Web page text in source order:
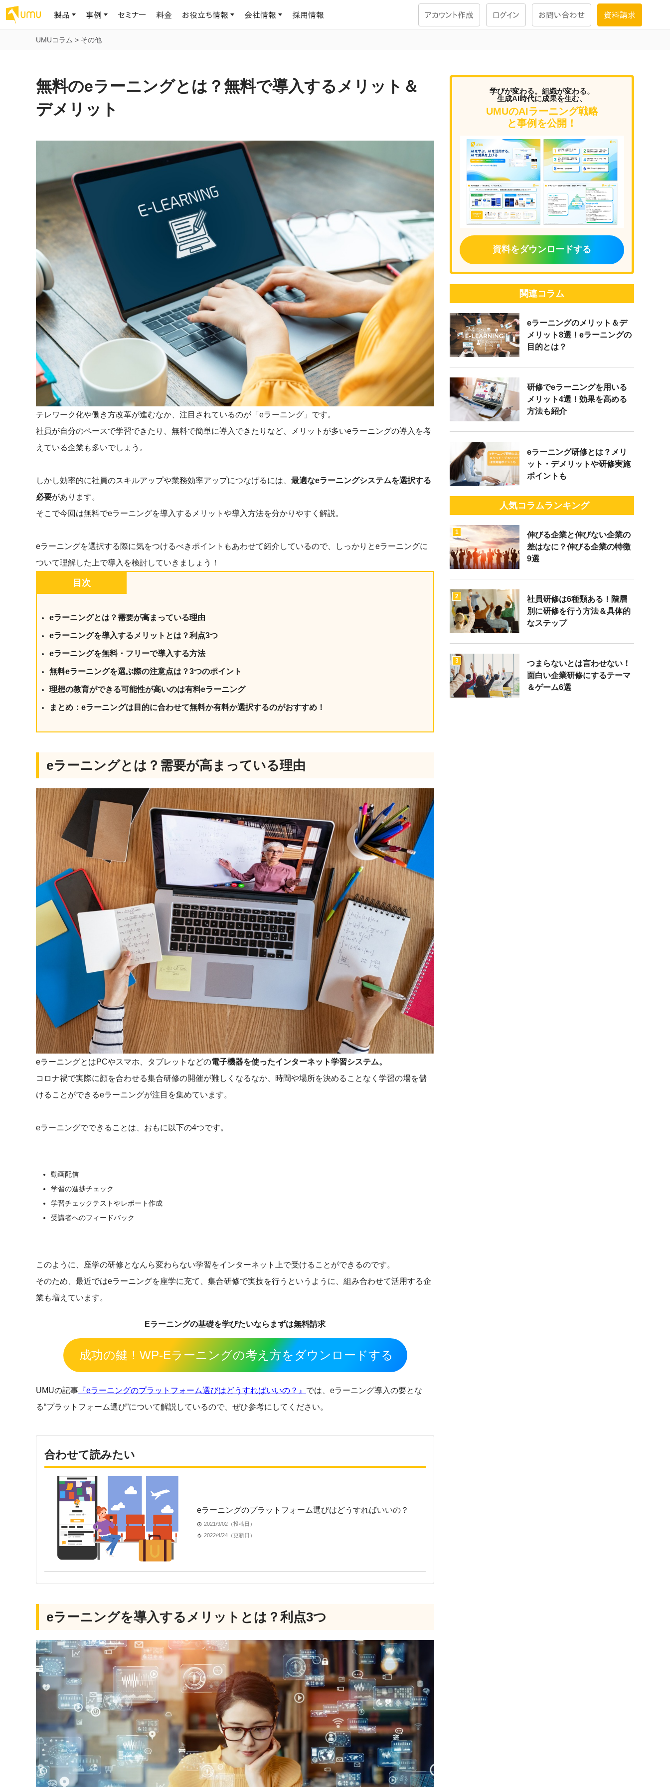
製品
AIリテラシーコース
大規模言語モデル時代のAIリテラ
シー養成オンラインコース
まで。AIを使いこなすプロンプトリテ
AIリテラシー アセスメント
企業のAIリテラシーを可視化し、組
織変革を推進する人材の発掘・育
成を支援
AI人材育成：次世代トップセー
ルス育成
営業担当者のAI活用力を高め、成
約率向上を実現
AI人材育成：ビジネスライティ
AI時代の全ビジネスパーソン必須
のコアスキル。 ドラフト作成を自動
化し、業務スピードを加速
AI人材育成：タイムマネジメント
AIでタスクの優先順位を瞬時に判
断。 時間の管理からエネルギーの
管理へ
AI人材育成：プロジェクトマネ
戦略を立案。組織を巻き込み、成果
AI人材育成：HRエンパワーメ
人と向き合い、組織を変える戦略人
AIロープレ
学習の科学に基づくAIロープレで、
AIとの対話トレーニングによる、効
果的な会話パターンの習得。マネー
ジャーの指導力から、営業担当者
の交渉力強化までを網羅
AI マネジメント Dojo
AI部下との対話シミュレーションで
マネジメント課題を特定。個別フィ
ードバックでスキルを定着
製品紹介や営業トレーニングといっ
た、重要なビジネスプレゼンに最適
化されたPPTスピーチ練習
UMU AI課題
AIによる個別フィードバックで練習
の質を飛躍的に高め、スキルアップ
を実現
UMU AIビデオ
AIバーチャル講師の動画をワンクリ
ックで作成。企業研修やマニュアル
作成の手間を削減
スタント
スピーチやプレゼンに効果的なジェ
UMU AI Tools
あらゆる業務シナリオに最適化され
ラーニングプラットフォーム
ラーニングサークル
セキュリティー
試験を受ける
大画面インタラクション
学習プログラム
事例
お客様の課題解決のプロセスと成果を、インタビュー記事でご紹介し
お客様の声
2.8万社以上が導入した信頼と実績の一覧を、こちらでご覧いただけ
セミナー 料金 お役立ち情報
AI活用や人材育成に役立つ、課題解決のための資料を無料でご提
供します
お知らせ
プロが作成した質の高い研修コースを購入し、即座に自社で導入で
きます
専門家がAIや組織開発を深掘り解説する、実践に役立つナレッジで
す
会社情報
世界203カ国・国内28,000社以上の導入実績と基本情報
私たちについて
ミッション・ビジョン、社名に込められた想い
AI時代に、人間の可能性を拡張する。学びと人的資本の未来
代表・顧問
代表と各分野の顧問・アドバイザーをご紹介
セキュリティ
ISO認証取得済み。最高水準のセキュリティ体制
採用情報 アカウント作成 ログイン お問い合わせ 資料請求
UMUコラム > その他
無料のeラーニングとは？無料で導入するメリット＆
デメリット
テレワーク化や働き方改革が進むなか、注目されているのが「eラーニング」です。
社員が自分のペースで学習できたり、無料で簡単に導入できたりなど、メリットが多いeラーニングの導入を考
えている企業も多いでしょう。
しかし効率的に社員のスキルアップや業務効率アップにつなげるには、 最適なeラーニングシステムを選択する
必要があります。
そこで今回は無料でeラーニングを導入するメリットや導入方法を分かりやすく解説。
eラーニングを選択する際に気をつけるべきポイントもあわせて紹介しているので、しっかりとeラーニングに
ついて理解した上で導入を検討していきましょう！
目次
eラーニングとは？需要が高まっている理由
eラーニングを導入するメリットとは？利点3つ
eラーニングを無料・フリーで導入する方法
無料eラーニングを選ぶ際の注意点は？3つのポイント
理想の教育ができる可能性が高いのは有料eラーニング
まとめ：eラーニングは目的に合わせて無料か有料か選択するのがおすすめ！
eラーニングとは？需要が高まっている理由
eラーニングとはPCやスマホ、タブレットなどの電子機器を使ったインターネット学習システム。
コロナ禍で実際に顔を合わせる集合研修の開催が難しくなるなか、時間や場所を決めることなく学習の場を儲
けることができるeラーニングが注目を集めています。
eラーニングでできることは、おもに以下の4つです。
動画配信
学習の進捗チェック
学習チェックテストやレポート作成
受講者へのフィードバック
このように、座学の研修となんら変わらない学習をインターネット上で受けることができるのです。
そのため、最近ではeラーニングを座学に充て、集合研修で実技を行うというように、組み合わせて活用する企
業も増えています。
Eラーニングの基礎を学びたいならまずは無料請求
成功の鍵！WP-Eラーニングの考え方をダウンロードする
UMUの記事 『eラーニングのプラットフォーム選びはどうすればいいの？』 では、eラーニング導入の要とな
る“プラットフォーム選び”について解説しているので、ぜひ参考にしてください。
合わせて読みたい
eラーニングのプラットフォーム選びはどうすればいいの？
2021/9/02（投稿日）
2022/4/24（更新日）
eラーニングを導入するメリットとは？利点3つ
学びが変わる。組織が変わる。
生成AI時代に成果を生む、
UMUのAIラーニング戦略
と事例を公開！
資料をダウンロードする
関連コラム
eラーニングのメリット＆デ
メリット8選！eラーニングの
目的とは？
研修でeラーニングを用いる
メリット4選！効果を高める
方法も紹介
eラーニング研修とは？メリ
ット・デメリットや研修実施
ポイントも
人気コラムランキング
1
伸びる企業と伸びない企業の
差はなに？伸びる企業の特徴
9選
2
社員研修は6種類ある！階層
別に研修を行う方法＆具体的
なステップ
3
つまらないとは言わせない！
面白い企業研修にするテーマ
＆ゲーム6選